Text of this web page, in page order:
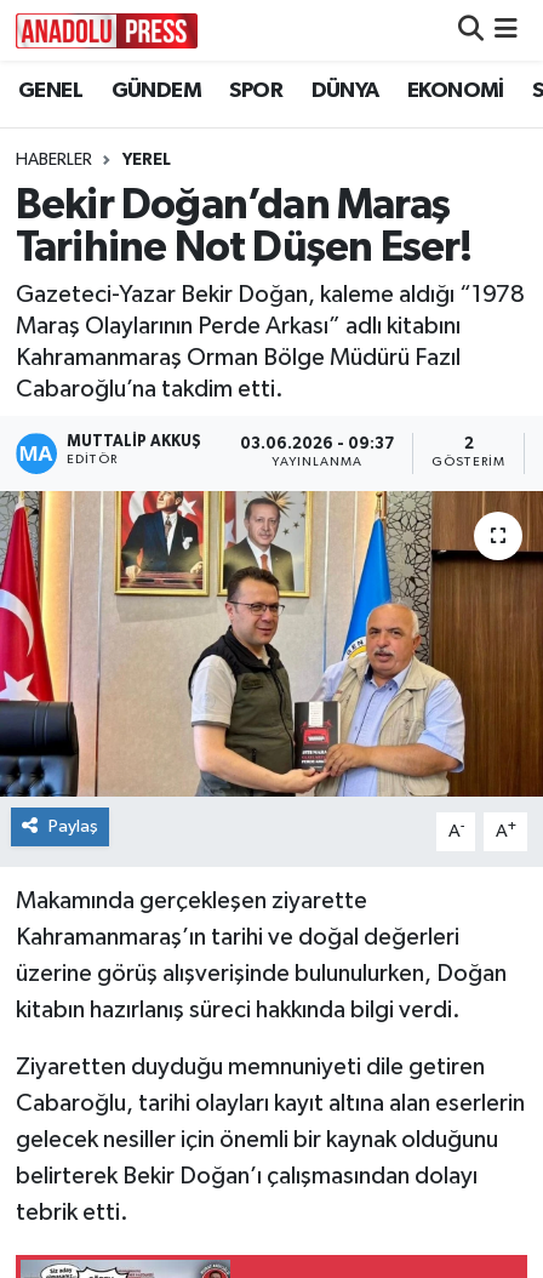
GENEL GÜNDEM SPOR DÜNYA EKONOMİ
HABERLER YEREL
Bekir Doğan’dan Maraş
Tarihine Not Düşen Eser!
Gazeteci-Yazar Bekir Doğan, kaleme aldığı “1978
Maraş Olaylarının Perde Arkası” adlı kitabını
Kahramanmaraş Orman Bölge Müdürü Fazıl
Cabaroğlu’na takdim etti.
MUTTALİP AKKUŞ
EDITÖR
03.06.2026 - 09:37
YAYINLANMA
2
GÖSTERIM
Paylaş A- A+
Makamında gerçekleşen ziyarette
Kahramanmaraş’ın tarihi ve doğal değerleri
üzerine görüş alışverişinde bulunulurken, Doğan
kitabın hazırlanış süreci hakkında bilgi verdi.
Ziyaretten duyduğu memnuniyeti dile getiren
Cabaroğlu, tarihi olayları kayıt altına alan eserlerin
gelecek nesiller için önemli bir kaynak olduğunu
belirterek Bekir Doğan’ı çalışmasından dolayı
tebrik etti.
Nöbetçi Eczaneler
Hava Durumu
Namaz Vakitleri
Süper Lig Puan Durumu ve Fikstür
Tüm Manşetler
Son Dakika Haberleri
Haber Arşivi